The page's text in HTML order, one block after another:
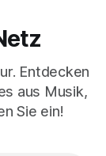
Entdecken
aus Musik,
Sie ein!